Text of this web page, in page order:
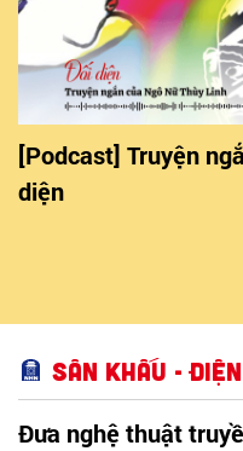
[Podcast] Truyện
diện
Sân khấu -
Đưa nghệ thuật